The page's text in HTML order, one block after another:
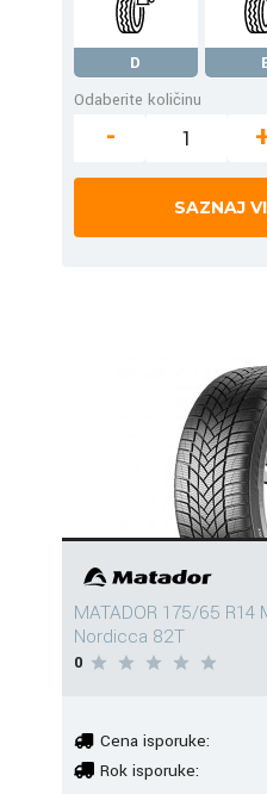
D
Odaberite količinu
-
SAZNAJ
MATADOR 175/65 R14
Nordicca 82T
0
Cena isporuke:
Rok isporuke: